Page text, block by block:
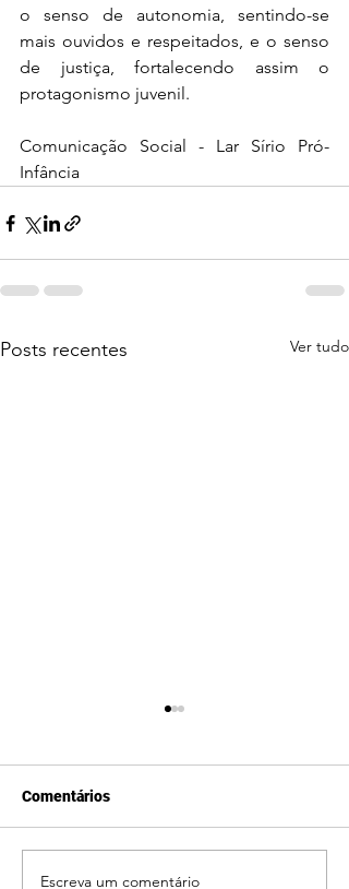
o senso de autonomia, sentindo-se
mais ouvidos e respeitados, e o senso
de justiça, fortalecendo assim o
protagonismo juvenil.
Comunicação Social - Lar Sírio Pró-
Infância
Posts recentes Ver tudo
Festival Esportivo no Lar
Comentários
Escreva um comentário